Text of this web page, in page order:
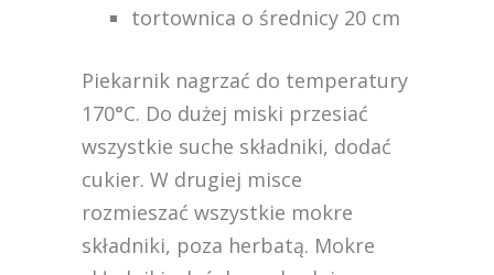
tortownica o średnicy 20 cm
Piekarnik nagrzać do temperatury
170°C. Do dużej miski przesiać
wszystkie suche składniki, dodać
cukier. W drugiej misce
rozmieszać wszystkie mokre
składniki, poza herbatą. Mokre